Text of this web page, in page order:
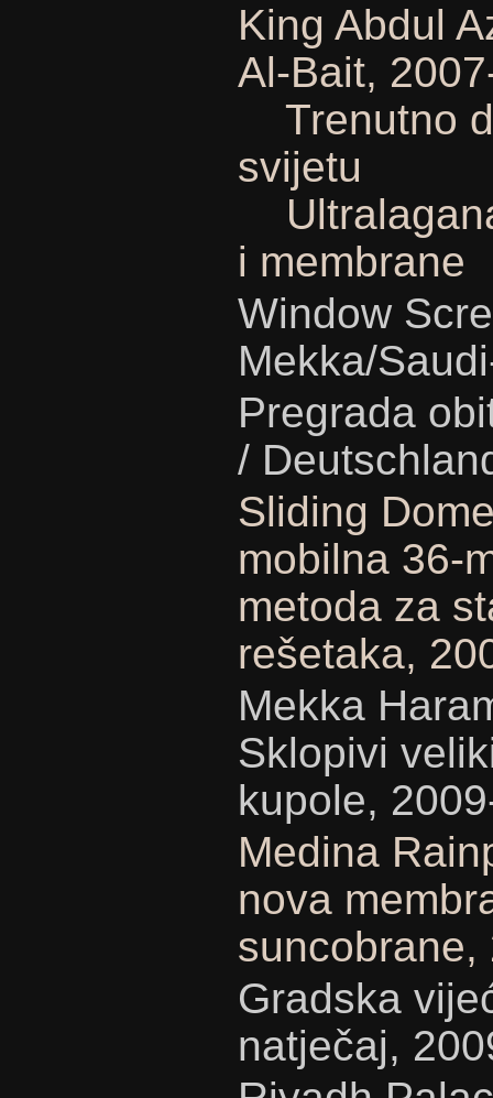
King Abdul
Al-Bait,
Trenutno
svijetu
i membrane
Window
Mekka/
Pregrada
/
Sliding
mobilna 36-
metoda za
rešetaka,
Mekka
Sklopivi
kupole,
Medina
nova
suncobrane,
Gradska
natječaj,